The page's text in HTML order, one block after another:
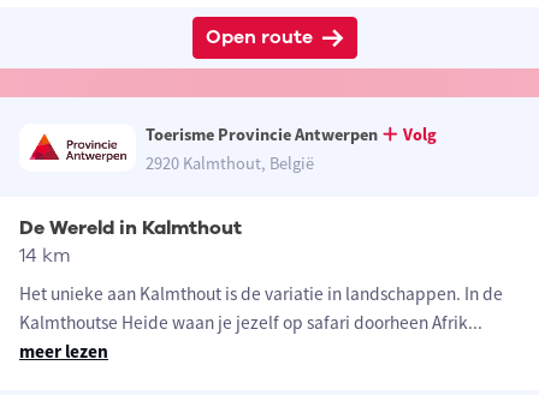
Open route
Toerisme Provincie Antwerpen
Volg
2920 Kalmthout, België
De Wereld in Kalmthout
14 km
Het unieke aan Kalmthout is de variatie in landschappen. In de
Kalmthoutse Heide waan je jezelf op safari doorheen Afrik...
meer lezen